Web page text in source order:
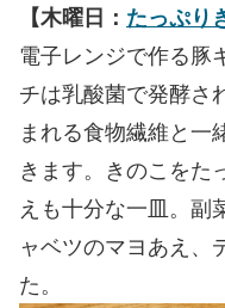
【木曜日： たっぷり
電子レンジで作る豚
チは乳酸菌で発酵さ
まれる食物繊維と一
きます。きのこをた
えも十分な一皿。副
ャベツのマヨあえ、
た。